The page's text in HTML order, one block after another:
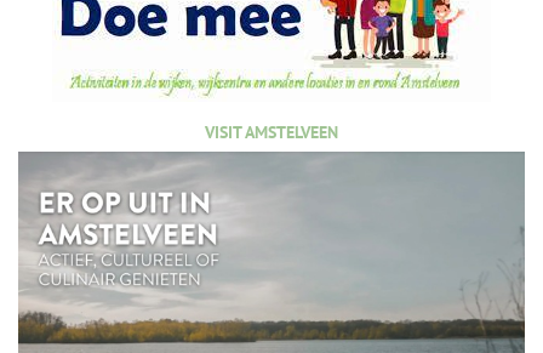
VISIT AMSTELVEEN